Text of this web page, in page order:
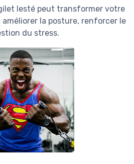
lesté peut transformer votre
la posture, renforcer le
du stress.